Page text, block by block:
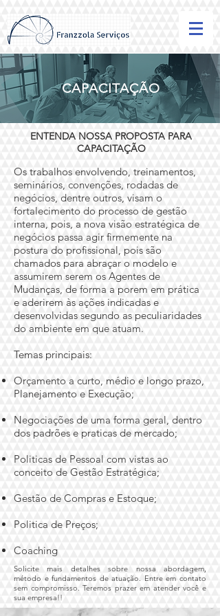
CAPACITAÇÃO
ENTENDA NOSSA PROPOSTA PARA
CAPACITAÇÃO
Os trabalhos envolvendo, treinamentos,
seminários, convenções, rodadas de
negócios, dentre outros, visam o
fortalecimento do processo de gestão
interna, pois, a nova visão estratégica de
negócios passa agir firmemente na
postura do profissional, pois são
chamados para abraçar o modelo e
assumirem serem os Agentes de
Mudanças, de forma a porem em prática
e aderirem às ações indicadas e
desenvolvidas segundo as peculiaridades
do ambiente em que atuam.
Temas principais:
Orçamento a curto, médio e longo prazo,
Planejamento e Execução;
Negociações de uma forma geral, dentro
dos padrões e praticas de mercado;
Politicas de Pessoal com vistas ao
conceito de Gestão Estratégica;
Gestão de Compras e Estoque;
Politica de Preços;
Coaching
Solicite mais detalhes sobre nossa abordagem,
método e fundamentos de atuação. Entre em contato
sem compromisso. Teremos prazer em atender você e
sua empresa!!